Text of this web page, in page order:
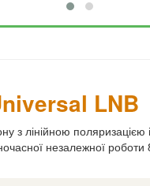
LNB
з лінійною
незалежної